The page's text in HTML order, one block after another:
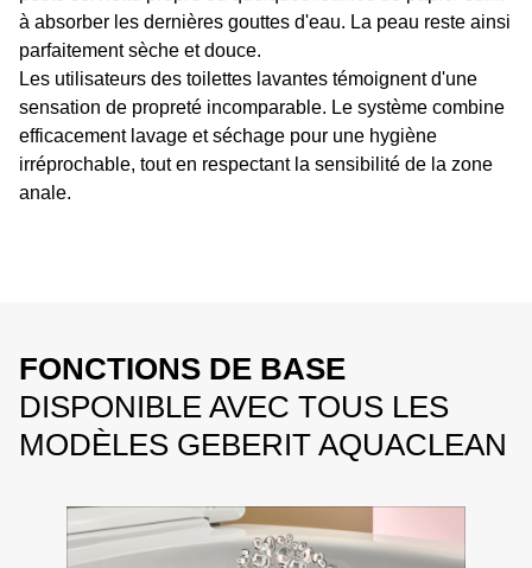
à absorber les dernières gouttes d'eau. La peau reste ainsi
parfaitement sèche et douce.
Les utilisateurs des toilettes lavantes témoignent d'une
sensation de propreté incomparable. Le système combine
efficacement lavage et séchage pour une hygiène
irréprochable, tout en respectant la sensibilité de la zone
anale.
FONCTIONS DE BASE
DISPONIBLE AVEC TOUS LES
MODÈLES GEBERIT AQUACLEAN